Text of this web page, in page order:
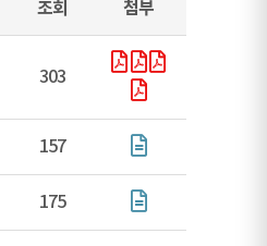
조회 첨부
303
157
175